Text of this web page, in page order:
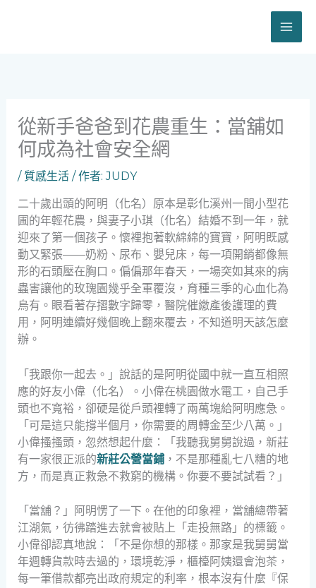
從新手爸爸到花農重生：當舖如
何成為社會安全網
/ 質感生活/ 作者:JUDY
二十歲出頭的阿明（化名）原本是彰化溪州一間小型花
圃的年輕花農，與妻子小琪（化名）結婚不到一年，就
迎來了第一個孩子。懷裡抱著軟綿綿的寶寶，阿明既感
動又緊張——奶粉、尿布、嬰兒床，每一項開銷都像無
形的石頭壓在胸口。偏偏那年春天，一場突如其來的病
蟲害讓他的玫瑰園幾乎全軍覆沒，育種三季的心血化為
烏有。眼看著存摺數字歸零，醫院催繳產後護理的費
用，阿明連續好幾個晚上翻來覆去，不知道明天該怎麼
辦。
「我跟你一起去。」說話的是阿明從國中就一直互相照
應的好友小偉（化名）。小偉在桃園做水電工，自己手
頭也不寬裕，卻硬是從戶頭裡轉了兩萬塊給阿明應急。
「可是這只能撐半個月，你需要的周轉金至少八萬。」
小偉搔搔頭，忽然想起什麼：「我聽我舅舅說過，新莊
有一家很正派的新莊公營當鋪，不是那種亂七八糟的地
方，而是真正救急不救窮的機構。你要不要試試看？」
「當舖？」阿明愣了一下。在他的印象裡，當舖總帶著
江湖氣，彷彿踏進去就會被貼上「走投無路」的標籤。
小偉卻認真地說：「不是你想的那樣。那家是我舅舅當
年週轉貨款時去過的，環境乾淨，櫃檯阿姨還會泡茶，
每一筆借款都亮出政府規定的利率，根本沒有什麼『保